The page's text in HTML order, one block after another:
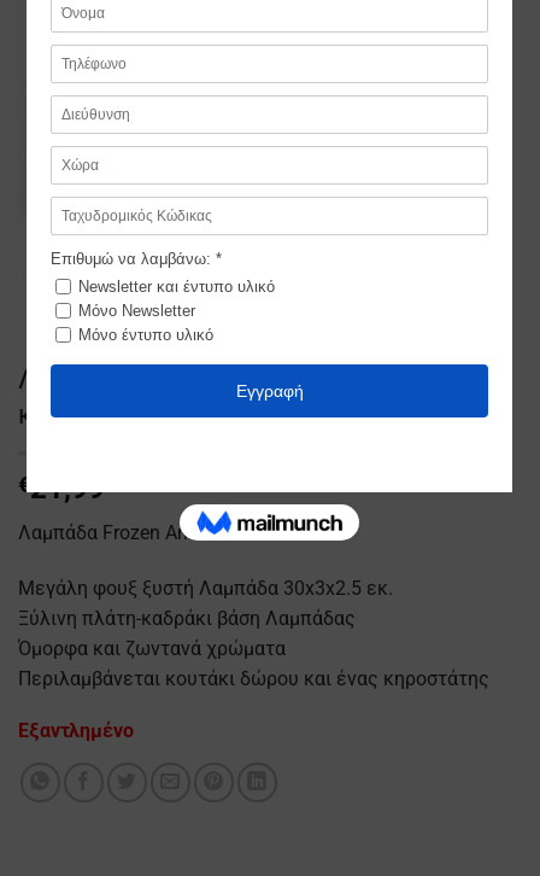
Λαμπάδα Πριγκίπισσα – Έλσα και Άννα με
καδράκι
€21,99
Λαμπάδα Frozen Anna και Elsa
Μεγάλη φουξ ξυστή Λαμπάδα 30x3x2.5 εκ.
Ξύλινη πλάτη-καδράκι βάση Λαμπάδας
Όμορφα και ζωντανά χρώματα
Περιλαμβάνεται κουτάκι δώρου και ένας κηροστάτης
Εξαντλημένο